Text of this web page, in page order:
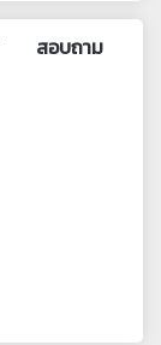
สอบถาม